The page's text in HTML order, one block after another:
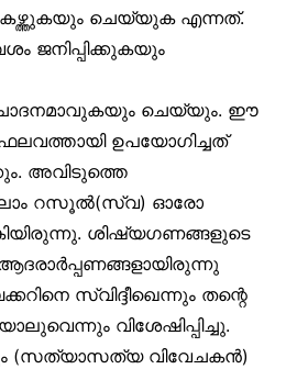
ചെയ്യുക എന്നത്.
ജനിപ്പിക്കുകയും
ചെയ്യും. ഈ
ഫലവത്തായി ഉപയോഗിച്ചത്
അവിടുത്തെ
റസൂല്‍(സ്വ) ഓരോ
ശിഷ്യഗണങ്ങളുടെ
സ്വിദ്ദീഖെന്നും തന്റെ
വിശേഷിപ്പിച്ചു.
(സത്യാസത്യ വിവേചകന്‍)